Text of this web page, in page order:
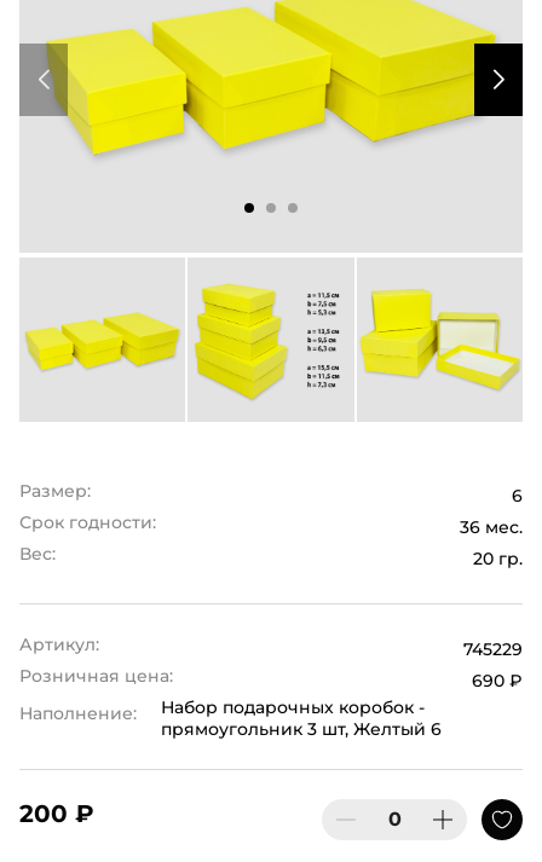
Размер:
6
Срок годности:
36 мес.
Вес:
20 гр.
Артикул:
745229
Розничная цена:
690 ₽
Наполнение:
Набор подарочных коробок -
прямоугольник 3 шт, Желтый 6
200 ₽